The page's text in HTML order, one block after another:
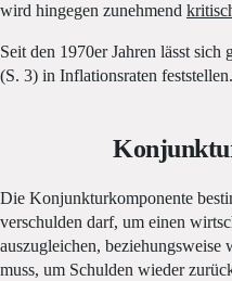
wird hingegen zunehmend
Seit den 1970er Jahren lässt sich
(S. 3) in Inflationsraten feststellen.
Die Konjunkturkomponente
verschulden darf, um einen
auszugleichen,
muss, um Schulden wieder